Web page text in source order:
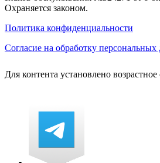
Охраняется законом.
Политика конфиденциальности
Согласие на обработку
Для контента установлено